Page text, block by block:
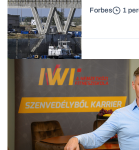
Forbes-sztori
Forbes 1